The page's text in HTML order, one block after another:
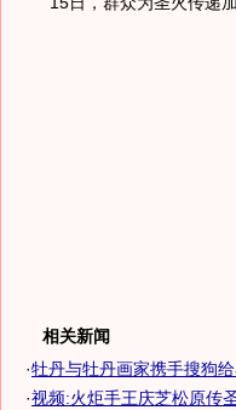
相关新闻
·牡丹与牡丹画家携手搜狗
·视频:火炬手王庆芝松原传